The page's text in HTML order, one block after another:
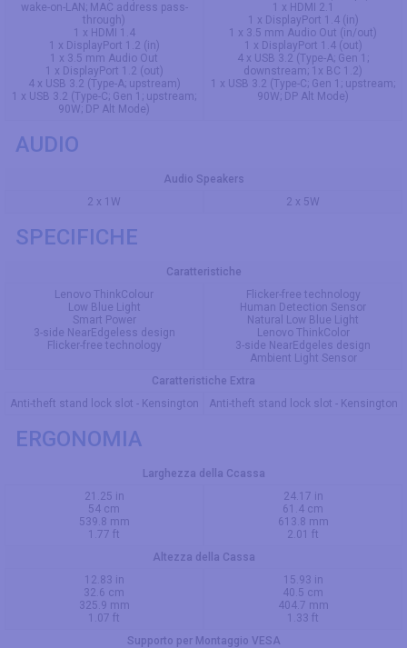
wake-on-LAN; MAC address pass-
through)
1 x HDMI 1.4
1 x DisplayPort 1.2 (in)
1 x 3.5 mm Audio Out
1 x DisplayPort 1.2 (out)
4 x USB 3.2 (Type-A; upstream)
1 x USB 3.2 (Type-C; Gen 1; upstream;
90W; DP Alt Mode)
1 x HDMI 2.1
1 x DisplayPort 1.4 (in)
1 x 3.5 mm Audio Out (in/out)
1 x DisplayPort 1.4 (out)
4 x USB 3.2 (Type-A; Gen 1;
downstream; 1x BC 1.2)
1 x USB 3.2 (Type-C; Gen 1; upstream;
90W; DP Alt Mode)
AUDIO
Audio Speakers
2 x 1W
2 x 5W
SPECIFICHE
Caratteristiche
Lenovo ThinkColour
Low Blue Light
Smart Power
3-side NearEdgeless design
Flicker-free technology
Flicker-free technology
Human Detection Sensor
Natural Low Blue Light
Lenovo ThinkColor
3-side NearEdgeles design
Ambient Light Sensor
Caratteristiche Extra
Anti-theft stand lock slot - Kensington
Anti-theft stand lock slot - Kensington
ERGONOMIA
Larghezza della Ccassa
21.25 in
54 cm
539.8 mm
1.77 ft
24.17 in
61.4 cm
613.8 mm
2.01 ft
Altezza della Cassa
12.83 in
32.6 cm
325.9 mm
1.07 ft
15.93 in
40.5 cm
404.7 mm
1.33 ft
Supporto per Montaggio VESA